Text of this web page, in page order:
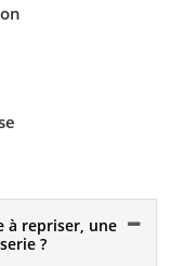
à repriser, une
?